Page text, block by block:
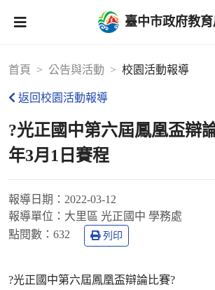
臺中市政府教
首頁 公告與活動 校園活動報導
返回校園活動報導
?光正國中第六屆鳳凰盃辯
年3月1日賽程
報導日期： 2022-03-12
報導單位： 大里區 光正國中 學務處
點閱數： 632 列印
?光正國中第六屆鳳凰盃辯論比賽?